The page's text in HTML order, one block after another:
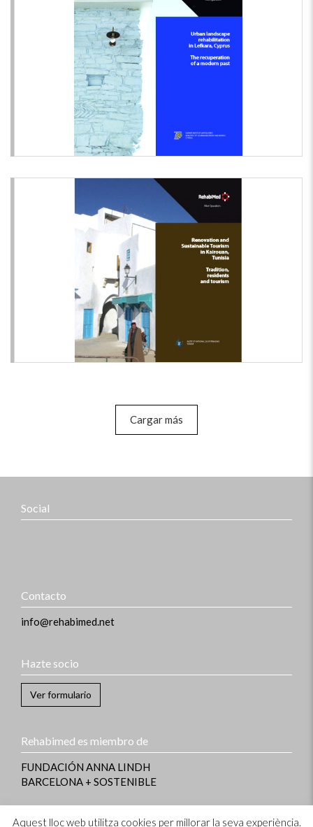
Cargar más
Social
Contacto
info@rehabimed.net
Hazte socio
Ver formulario
Rehabimed es miembro de
FUNDACIÓN ANNA LINDH
BARCELONA + SOSTENIBLE
Información legal –Aviso legal y Política de privacidad–Política de
Aquest lloc web utilitza cookies per millorar la seva experiència.